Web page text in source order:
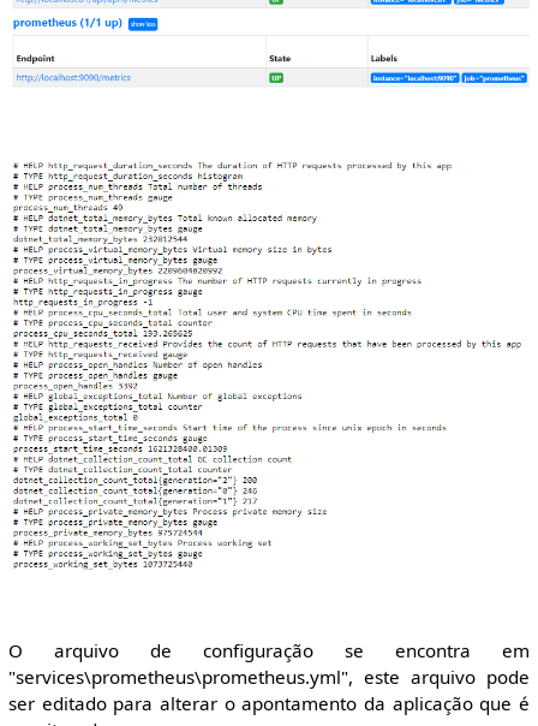
O arquivo de configuração se encontra em
"services\prometheus\prometheus.yml", este arquivo pode
ser editado para alterar o apontamento da aplicação que é